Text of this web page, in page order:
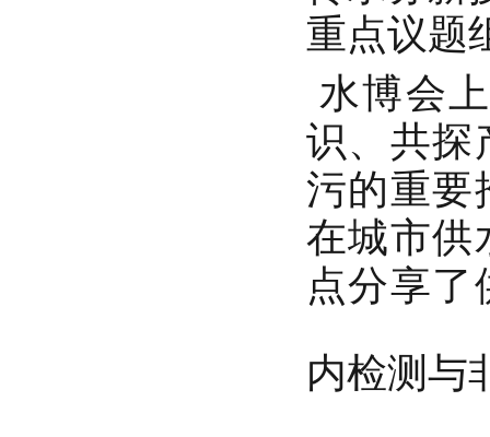
重点议题
水博会
识、共探
污的重要
在城市供
点分享
内检测与